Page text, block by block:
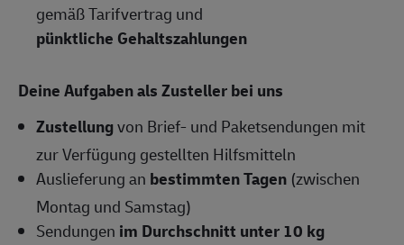
gemäß Tarifvertrag und
pünktliche Gehaltszahlungen
Deine Aufgaben als Zusteller bei uns
Zustellungvon Brief- und Paketsendungen mit
zur Verfügung gestellten Hilfsmitteln
Auslieferung an bestimmten Tagen (zwischen
Montag und Samstag)
Sendungen im Durchschnitt unter 10 kg